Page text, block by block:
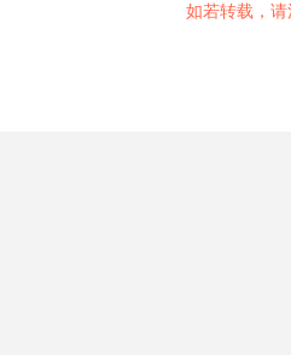
如若转载，